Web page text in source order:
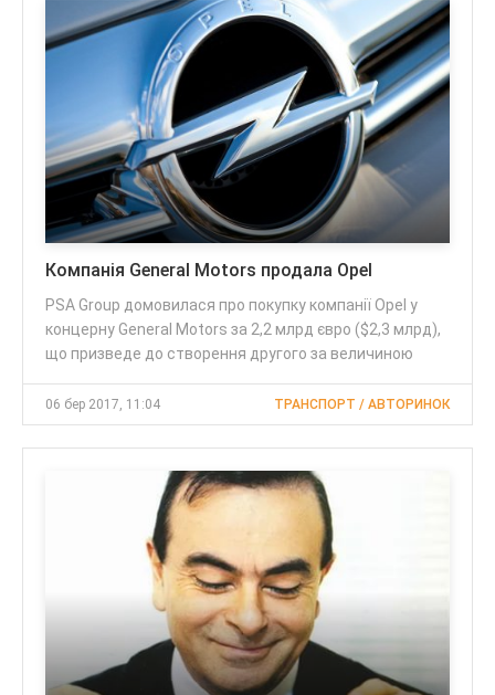
Компанія General Motors продала Opel
PSA Group домовилася про покупку компанії Opel у
концерну General Motors за 2,2 млрд євро ($2,3 млрд),
що призведе до створення другого за величиною
06 бер 2017, 11:04 ТРАНСПОРТ / АВТОРИНОК